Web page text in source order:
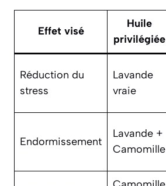
Effet visé
Huile
privilégiée
Réduction du
stress
Lavande
vraie
Endormissement
Lavande +
Camomille